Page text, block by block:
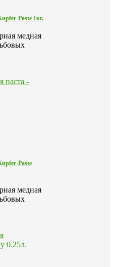
Paste 1кг.
медная
Paste
медная